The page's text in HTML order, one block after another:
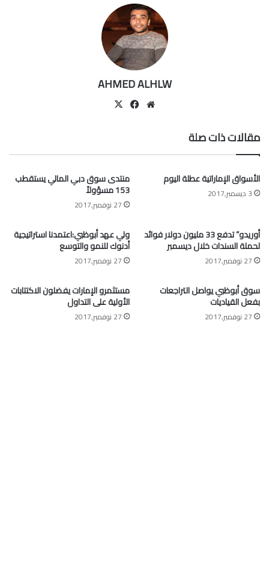
AHMED ALHLW
موقعفيسبوك
مقالات ذات صلة
الأسواق الإماراتية عطلة اليوم
3 ديسمبر,2017
منتدى سوق دبي المالي يستقطب
153 مسؤولاً
27 نوفمبر,2017
أوريدو” تدفع 33 مليون دولار فوائد
لحملة السندات خلال ديسمبر
27 نوفمبر,2017
ولي عهد أبوظبي:اعتمدنا استراتيجية
أدنوك للنمو والتوسع
27 نوفمبر,2017
سوق أبوظبي يواصل التراجعات
بفعل القياديات
27 نوفمبر,2017
مستثمرو الإمارات يفضلون الاكتتابات
الأولية على التداول
27 نوفمبر,2017